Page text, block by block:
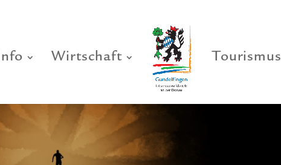
Wirtschaft Tourismus